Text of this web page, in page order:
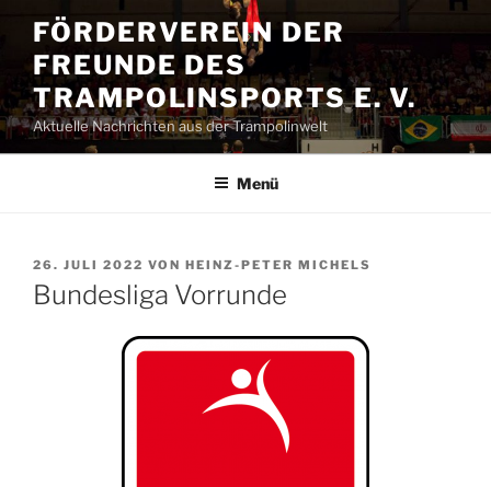
Inhalt
springen
FÖRDERVEREIN DER
FREUNDE DES
TRAMPOLINSPORTS E. V.
Aktuelle Nachrichten aus der Trampolinwelt
Menü
VERÖFFENTLICHT
AM
26. JULI 2022 VON HEINZ-PETER MICHELS
Bundesliga Vorrunde